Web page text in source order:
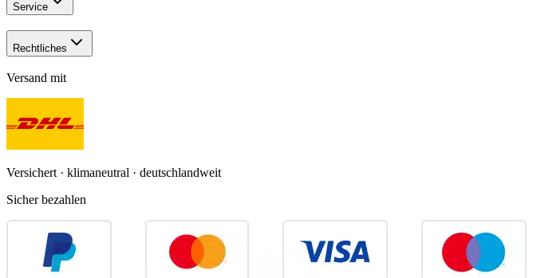
Service
Rechtliches
Versand mit
Versichert · klimaneutral · deutschlandweit
Sicher bezahlen